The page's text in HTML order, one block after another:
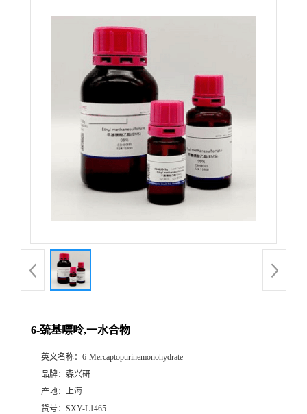
6-巯基嘌呤,一水合物
英文名称： 6-Mercaptopurinemonohydrate
品牌： 森兴研
产地： 上海
货号： SXY-L1465